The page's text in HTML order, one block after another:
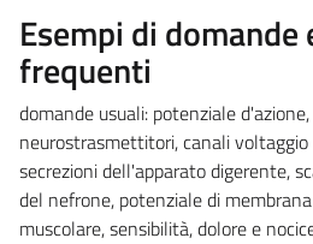
Esempi di domande
frequenti
domande usuali: potenziale
neurostrasmettitori, canali voltaggio
secrezioni dell'apparato digerente,
del nefrone, potenziale di
muscolare, sensibilità, dolore e